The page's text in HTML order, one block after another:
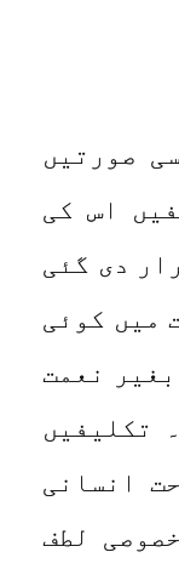
صورتیں
اس کی
دی گئی
میں کوئی
نعمت
تکلیفیں
انسانی
لطف